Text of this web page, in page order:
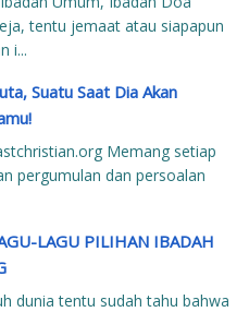
tentu jemaat atau siapapun
i...
Suatu Saat Dia Akan
Memang setiap
pergumulan dan persoalan
LAGU PILIHAN IBADAH
dunia tentu sudah tahu bahwa